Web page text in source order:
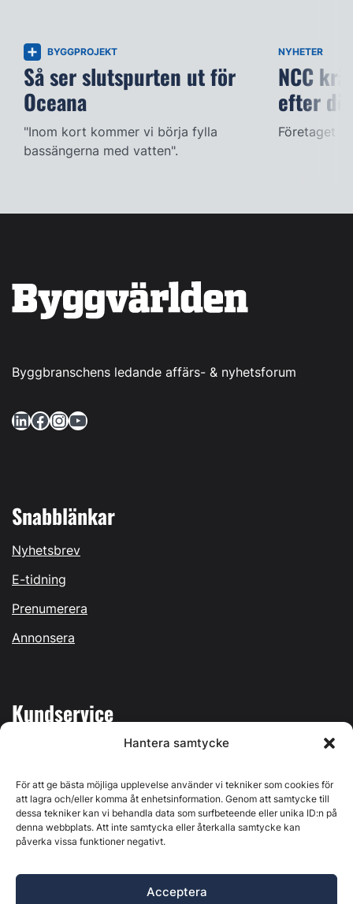
Hantera samtycke
För att ge bästa möjliga upplevelse använder vi tekniker som cookies för
att lagra och/eller komma åt enhetsinformation. Genom att samtycke till
dessa tekniker kan vi behandla data som surfbeteende eller unika ID:n på
denna webbplats. Att inte samtycka eller återkalla samtycke kan
påverka vissa funktioner negativt.
Acceptera
BYGGPROJEKT
Så ser slutspurten ut för
Oceana
"Inom kort kommer vi börja fylla
bassängerna med vatten".
NYHETER
NCC
efter
Företaget
Byggbranschens ledande affärs- & nyhetsforum
LinkedIn Facebook InstagramYouTube
Snabblänkar
Nyhetsbrev
E-tidning
Prenumerera
Annonsera
Kundservice
Kontakta oss
Östernäsvägen 1, 827 32 Ljusdal, org.nr: 556625-6425 -
Ansvarig utgivare: Henrik Ekberg. Innehållet på denna